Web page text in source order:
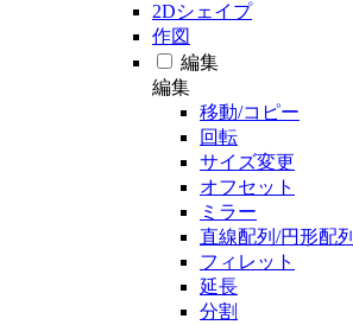
2Dシェイプ
作図
編集
編集
移動/コピー
回転
サイズ変更
オフセット
ミラー
直線配列/円形配列
フィレット
延長
分割